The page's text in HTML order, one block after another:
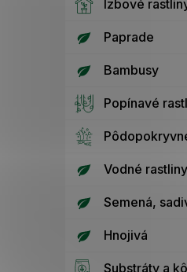
Izbové
Paprade
Bambusy
Popínavé
Vodné rastliny
Semená,
Hnojivá
Substráty a